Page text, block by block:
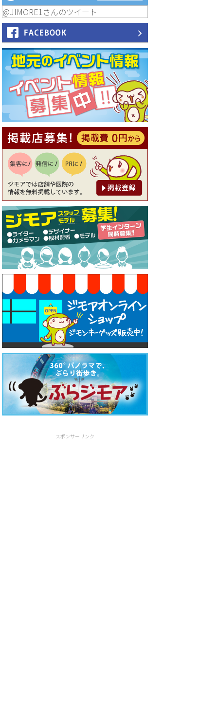
（メンズ専門ワックス脱毛サ
ロン Mickle（ミックル））
【ジモア読者特典2】コース 3,
500円→3,000円（料理5品+2
時間飲み放題）（創作イタリ
アン Pia Cuore（ピアクオー
レ））
[有効期限]2026年9月30日
【ジモア読者特典1】料理全品
20％OFF ※18時以降（創作イ
タリアン Pia Cuore（ピアクオ
ーレ））
[有効期限]2026年9月30日
【ジモア限定②】初回割引 特
価 鼻毛脱毛 半額 2,200円⇒1,1
00円（メンズ専門ワックス脱
毛サロン Mickle（ミック
ル））
[有効期限]2026年9月30日
【ジモア限定特典①】まつ毛
カール 3,850円→ 2,750円（Pr
emiere（プルミエール））
[有効期限]2026年9月30日
焼き餃子 一皿サービス（餃子
酒場たっちゃん 西早稲田
店）
[有効期限]2026年9月30日
@JIMORE1さんのツイート
スポンサーリンク